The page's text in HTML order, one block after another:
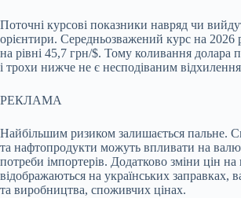
Поточні курсові показники навряд чи
орієнтири. Середньозважений курс на 2026
на рівні 45,7 грн/$. Тому коливання долара
і трохи нижче не є несподіваним
РЕКЛАМА
Найбільшим ризиком залишається пальне.
та нафтопродукти можуть впливати на
потреби імпортерів. Додатково зміни цін на
відображаються на українських заправках,
та виробництва, споживчих цінах.